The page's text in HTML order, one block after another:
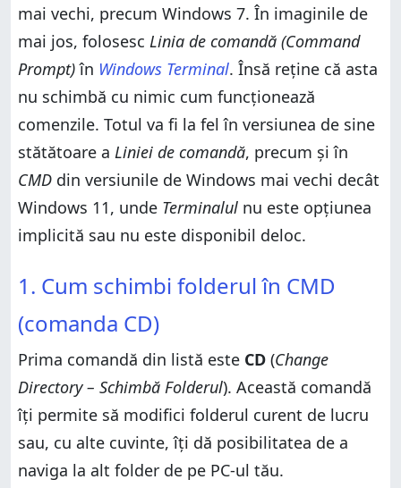
Cum accesezi Desktop sau Documente în CMD
2. Cum schimbi unitatea de stocare în CMD
3. Cum să vezi ce conține un folder în CMD (DIR)
4. Cum creezi un folder în CMD (MD sau MKDIR)
5. Cum redenumești fişiere şi foldere în CMD (REN)
6. Cum copiezi fişiere în CMD (COPY)
7. Cum copiezi foldere în CMD (XCOPY)
8. Cum ștergi fişiere în CMD (DEL)
9. Cum ștergi foldere în CMD (RD)
11. Cum ștergi ecranul în CMD (CLS)
12. Cum obții ajutor în Linia de comandă (HELP)
13. Cum închizi Linia de comandă (EXIT)
Tu folosești Linia de comandă în Windows?
mai vechi, precum Windows 7. În imaginile de
mai jos, folosesc Linia de comandă (Command
Prompt)în Windows Terminal. Însă reține că asta
nu schimbă cu nimic cum funcționează
comenzile. Totul va fi la fel în versiunea de sine
stătătoare a Liniei de comandă, precum și în
CMD din versiunile de Windows mai vechi decât
Windows 11, unde Terminalul nu este opțiunea
implicită sau nu este disponibil deloc.
Cum accesezi folderul rădăcină în CMD
Cum accesezi un folder în CMD
Cum accesezi Desktop sau Documente în CMD
2. Cum schimbi unitatea de stocare în CMD
3. Cum să vezi ce conține un folder în CMD (DIR)
4. Cum creezi un folder în CMD (MD sau MKDIR)
5. Cum redenumești fişiere şi foldere în CMD (REN)
1. Cum schimbi folderul în CMD
(comanda CD)
Prima comandă din listă este CD (Change
Directory – Schimbă Folderul). Această comandă
îți permite să modifici folderul curent de lucru
sau, cu alte cuvinte, îți dă posibilitatea de a
naviga la alt folder de pe PC-ul tău.